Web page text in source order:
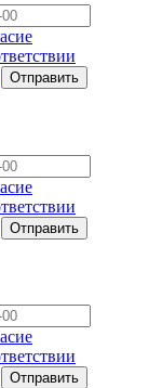
Отправить
Отправить
Отправить